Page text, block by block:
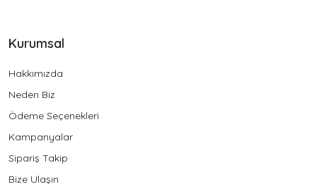
Kurumsal
Hakkımızda
Neden Biz
Ödeme Seçenekleri
Kampanyalar
Sipariş Takip
Bize Ulaşın